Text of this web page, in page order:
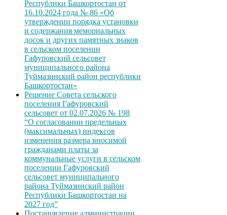
Республики Башкортостан от
16.10.2024 года № 86 «Об
утверждении порядка установки
и содержания мемориальных
досок и других памятных знаков
в сельском поселении
Гафуровский сельсовет
муниципального района
Туймазинский район республики
Башкортостан»
Решение Совета сельского
поселения Гафуровский
сельсовет от 02.07.2026 № 198
“О согласовании предельных
(максимальных) индексов
изменения размера вносимой
гражданами платы за
коммунальные услуги в сельском
поселении Гафуровский
сельсовет муниципального
района Туймазинский район
Республики Башкортостан на
2027 год”
Постановление администрации